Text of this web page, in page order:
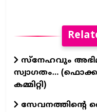
സ്നേഹവും
സ്വാഗതം…
കമ്മിറ്റി)
സേവനത്തിന്റെ